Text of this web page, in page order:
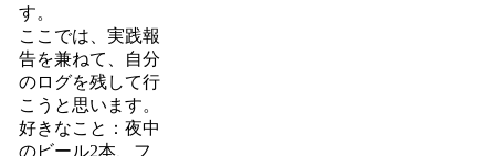
す。
ここでは、実践報
告を兼ねて、自分
のログを残して行
こうと思います。
好きなこと：夜中
のビール2本、フ